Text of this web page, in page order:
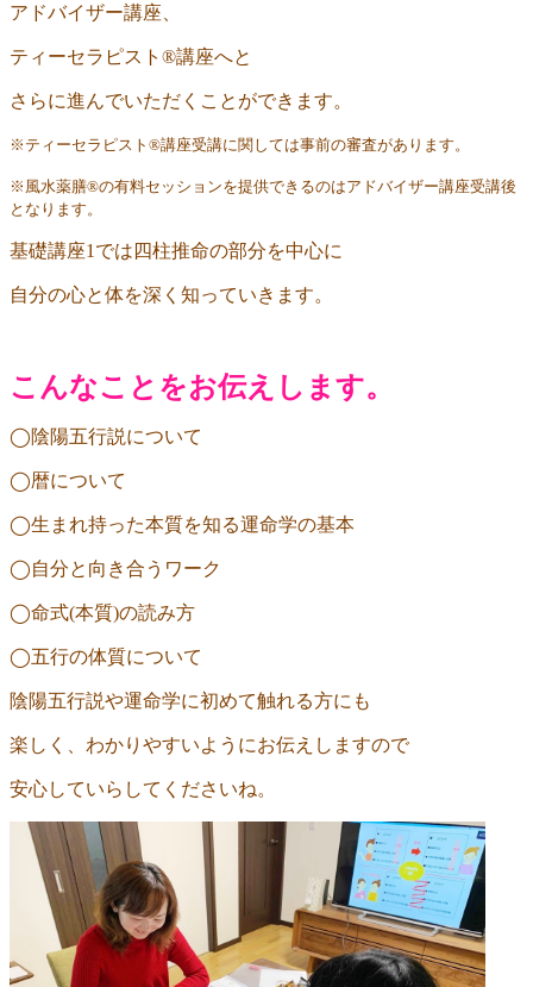
アドバイザー講座、
ティーセラピスト ®︎講座へと
さらに進んでいただくことができます。
※ ティーセラピスト ®︎講座受講に関しては事前の審査があります。
※風水薬膳®︎の有料セッションを提供できるのはアドバイザー講座受講後
となります。
基礎講座1 では四柱推命の部分を中心に
自分の心と体を深く知っていきます。
こんなことをお伝えします。
◯陰陽五行説について
◯暦について
◯生まれ持った本質を知る運命学の基本
◯自分と向き合うワーク
◯命式(本質)の読み方
◯五行の体質について
陰陽五行説や運命学に初めて触れる方にも
楽しく、わかりやすいようにお伝えしますので
安心していらしてくださいね。